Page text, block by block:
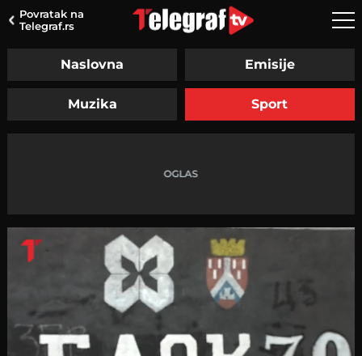
Povratak na
Telegraf.rs
Naslovna Emisije
Muzika Sport